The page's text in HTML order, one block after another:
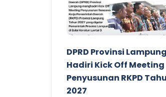
DPRD Provinsi Lampung
Hadiri Kick Off Meeting
Penyusunan RKPD
2027